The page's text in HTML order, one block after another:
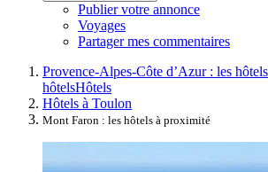
Publier votre annonce
Voyages
Partager mes commentaires
Provence-Alpes-Côte d’Azur : les hôtels
hôtelsHôtels
Hôtels à Toulon
Mont Faron : les hôtels à proximité